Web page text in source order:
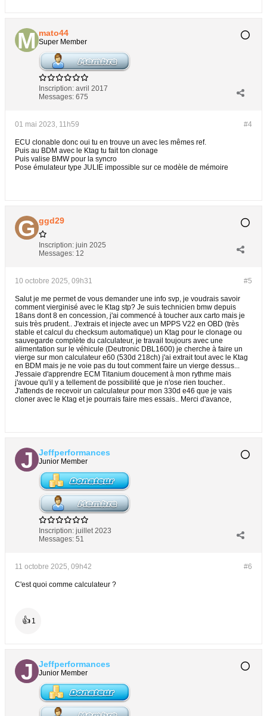
mato44
Super Member
Inscription: avril 2017
Messages: 675
#4
01 mai 2023, 11h59
ECU clonable donc oui tu en trouve un avec les mêmes ref.
Puis au BDM avec le Ktag tu fait ton clonage
Puis valise BMW pour la syncro
Pose émulateur type JULIE impossible sur ce modèle de mémoire
ggd29
Inscription: juin 2025
Messages: 12
#5
10 octobre 2025, 09h31
Salut je me permet de vous demander une info svp, je voudrais savoir
comment vierginisé avec le Ktag stp? Je suis technicien bmw depuis
18ans dont 8 en concession, j'ai commencé à toucher aux carto mais je
suis très prudent.. J'extrais et injecte avec un MPPS V22 en OBD (très
stable et calcul du checksum automatique) un Ktag pour le clonage ou
sauvegarde complète du calculateur, je travail toujours avec une
alimentation sur le véhicule (Deutronic DBL1600) je cherche à faire un
vierge sur mon calculateur e60 (530d 218ch) j'ai extrait tout avec le Ktag
en BDM mais je ne voie pas du tout comment faire un vierge dessus...
J'essaie d'apprendre ECM Titanium doucement à mon rythme mais
j'avoue qu'il y a tellement de possibilité que je n'ose rien toucher..
J'attends de recevoir un calculateur pour mon 330d e46 que je vais
cloner avec le Ktag et je pourrais faire mes essais.. Merci d'avance,
Jeffperformances
Junior Member
Inscription: juillet 2023
Messages: 51
#6
11 octobre 2025, 09h42
C'est quoi comme calculateur ?
👍 1
Jeffperformances
Junior Member